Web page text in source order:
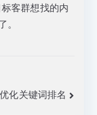
客群想找的内
。
化关键词排名